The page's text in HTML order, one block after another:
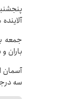
جمعه
باران
سه